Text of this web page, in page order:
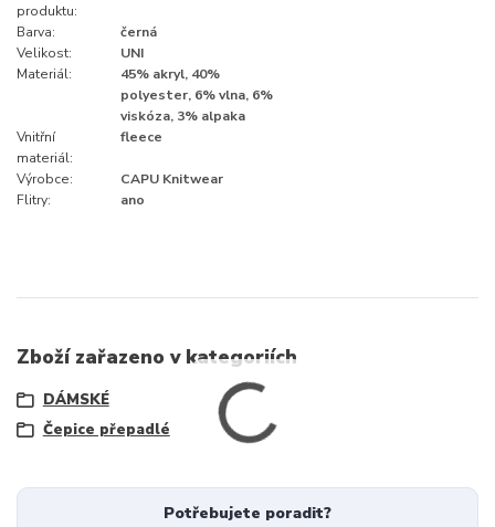
produktu:
Barva:
černá
Velikost:
UNI
Materiál:
45% akryl, 40%
polyester, 6% vlna, 6%
viskóza, 3% alpaka
Vnitřní
materiál:
fleece
Výrobce:
CAPU Knitwear
Flitry:
ano
Zboží zařazeno v kategoriích
DÁMSKÉ
Čepice přepadlé
Potřebujete poradit?